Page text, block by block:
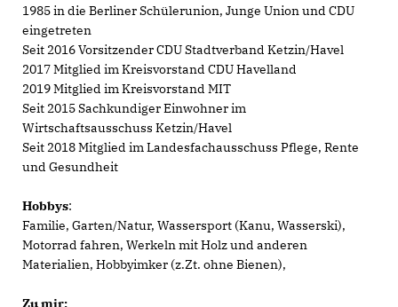
1985 in die Berliner Schülerunion, Junge Union und CDU
eingetreten
Seit 2016 Vorsitzender CDU Stadtverband Ketzin/Havel
2017 Mitglied im Kreisvorstand CDU Havelland
2019 Mitglied im Kreisvorstand MIT
Seit 2015 Sachkundiger Einwohner im
Wirtschaftsausschuss Ketzin/Havel
Seit 2018 Mitglied im Landesfachausschuss Pflege, Rente
und Gesundheit
Hobbys:
Familie, Garten/Natur, Wassersport (Kanu, Wasserski),
Motorrad fahren, Werkeln mit Holz und anderen
Materialien, Hobbyimker (z.Zt. ohne Bienen),
Zu mir: